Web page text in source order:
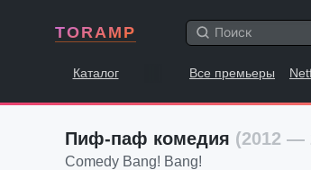
TORAMP
Каталог Все премьеры
Пиф-паф комедия (2012 —
Comedy Bang! Bang!